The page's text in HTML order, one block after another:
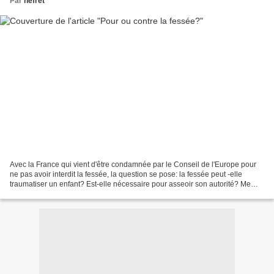
Avec la France qui vient d'être condamnée par le Conseil de l'Europe pour
ne pas avoir interdit la fessée, la question se pose: la fessée peut -elle
traumatiser un enfant? Est-elle nécessaire pour asseoir son autorité? Me